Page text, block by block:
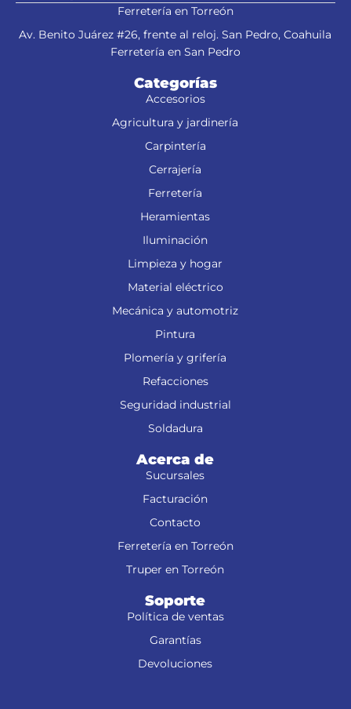
Ferretería en Torreón
Av. Benito Juárez #26, frente al reloj. San Pedro, Coahuila
Ferretería en San Pedro
Categorías
Accesorios
Agricultura y jardinería
Carpintería
Cerrajería
Ferretería
Heramientas
Iluminación
Limpieza y hogar
Material eléctrico
Mecánica y automotriz
Pintura
Plomería y grifería
Refacciones
Seguridad industrial
Soldadura
Acerca de
Sucursales
Facturación
Contacto
Ferretería en Torreón
Truper en Torreón
Soporte
Política de ventas
Garantías
Devoluciones